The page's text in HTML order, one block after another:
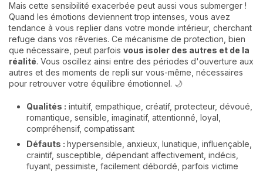
Mais cette sensibilité exacerbée peut aussi vous submerger !
Quand les émotions deviennent trop intenses, vous avez
tendance à vous replier dans votre monde intérieur, cherchant
refuge dans vos rêveries. Ce mécanisme de protection, bien
que nécessaire, peut parfois vous isoler des autres et de la
réalité. Vous oscillez ainsi entre des périodes d'ouverture aux
autres et des moments de repli sur vous-même, nécessaires
pour retrouver votre équilibre émotionnel. 🌙
Qualités : intuitif, empathique, créatif, protecteur, dévoué,
romantique, sensible, imaginatif, attentionné, loyal,
compréhensif, compatissant
Défauts : hypersensible, anxieux, lunatique, influençable,
craintif, susceptible, dépendant affectivement, indécis,
fuyant, pessimiste, facilement débordé, parfois victime